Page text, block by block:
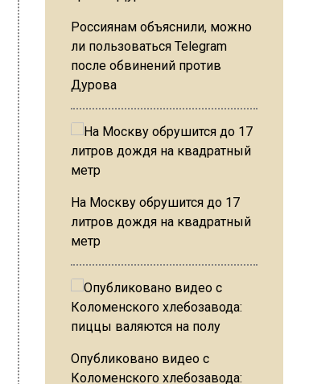
Россиянам объяснили, можно
ли пользоваться Telegram
после обвинений против
Дурова
На Москву обрушится до 17
литров дождя на квадратный
метр
Опубликовано видео с
Коломенского хлебозавода: